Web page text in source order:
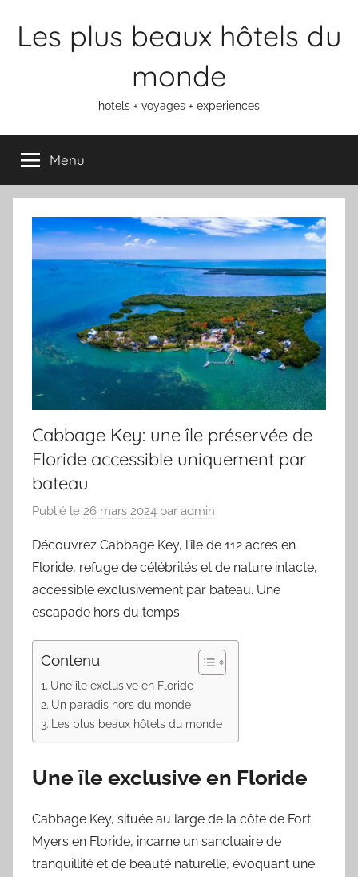
Les plus beaux hôtels du
monde
hotels + voyages + experiences
Menu
Cabbage Key: une île préservée de
Floride accessible uniquement par
bateau
Publié le 26 mars 2024 par admin
Découvrez Cabbage Key, l’île de 112 acres en
Floride, refuge de célébrités et de nature intacte,
accessible exclusivement par bateau. Une
escapade hors du temps.
Contenu
Une île exclusive en Floride
Un paradis hors du monde
Les plus beaux hôtels du monde
Une île exclusive en Floride
Cabbage Key, située au large de la côte de Fort
Myers en Floride, incarne un sanctuaire de
tranquillité et de beauté naturelle, évoquant une